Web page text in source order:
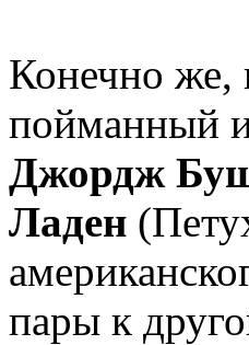
Конечно же,
пойманный
Джордж
Ладен
пары к